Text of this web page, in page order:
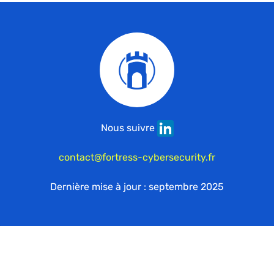
Nous suivre
contact@fortress-cybersecurity.fr
Dernière mise à jour : septembre 2025